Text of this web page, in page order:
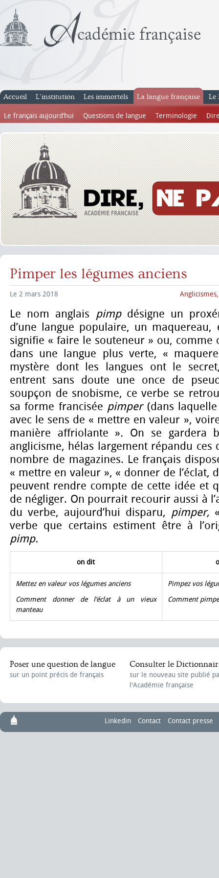
Accueil L’institution Les immortels La langue française
Le français aujourd’hui Questions de langue Terminologie
Le
Pimper les légumes anciens
Le 2 mars 2018
Le nom anglais pimp désigne un
d’une langue populaire, un maquereau,
signifie « faire le souteneur » ou, comme
dans une langue plus verte, «
mystère dont les langues ont le
entrent sans doute une once de
soupçon de snobisme, ce verbe se
sa forme francisée pimper (dans
avec le sens de « mettre en valeur »,
manière affriolante ». On se gardera
anglicisme, hélas largement répandu ces
nombre de magazines. Le français
« mettre en valeur », « donner de l’éclat,
peuvent rendre compte de cette idée et
de négliger. On pourrait recourir aussi à
du verbe, aujourd’hui disparu, pimper,
verbe que certains estiment être à
pimp.
on dit
Mettez en valeur vos légumes anciens
Comment donner de l’éclat à un vieux
manteau
Pimpez vos
Comment
Poser une question de langue
sur un point précis de français
Consulter le
sur le nouveau site publié
l'Académie française
Linkedin Contact Contact presse